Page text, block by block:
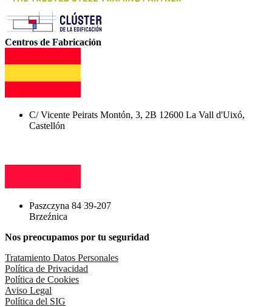
Centros de Fabricación
C/ Vicente Peirats Montón, 3, 2B 12600 La Vall d'Uixó,
Castellón
Paszczyna 84 39-207
Brzeźnica
Nos preocupamos por tu seguridad
Tratamiento Datos Personales
Política de Privacidad
Política de Cookies
Aviso Legal
Política del SIG